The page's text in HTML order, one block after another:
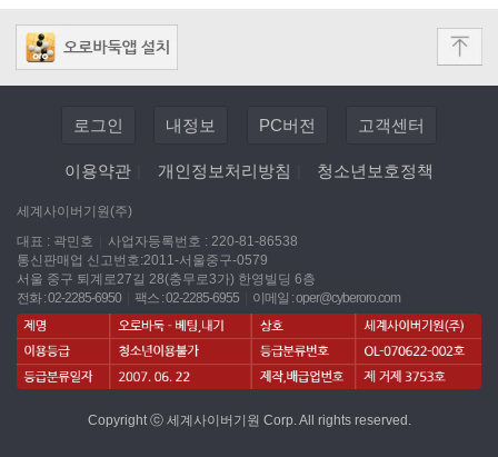
로그인 내정보 PC버전 고객센터
이용약관 개인정보처리방침 청소년보호정책
세계사이버기원(주)
대표 : 곽민호
사업자등록번호 : 220-81-86538
통신판매업 신고번호:2011-서울중구-0579
서울 중구 퇴계로27길 28(충무로3가) 한영빌딩 6층
전화 : 02-2285-6950
팩스 : 02-2285-6955 이메일 :oper@cyberoro.com
Copyright ⓒ 세계사이버기원 Corp. All rights reserved.